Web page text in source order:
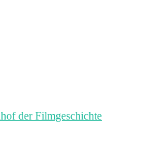
der Filmgeschichte